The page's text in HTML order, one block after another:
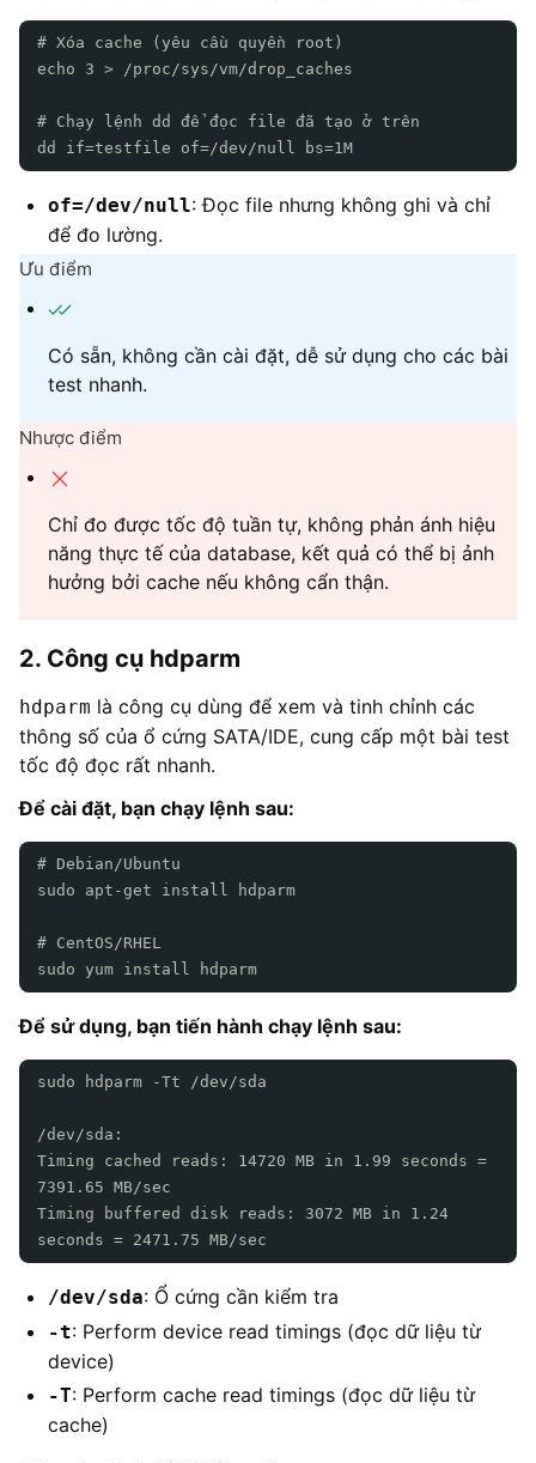
# Xóa cache (yêu cầu quyền root)
echo 3 > /proc/sys/vm/drop_caches
# Chạy lệnh dd để đọc file đã tạo ở trên
dd if=testfile of=/dev/null bs=1M
of=/dev/null: Đọc file nhưng không ghi và chỉ
để đo lường.
Ưu điểm
Có sẵn, không cần cài đặt, dễ sử dụng cho các bài
test nhanh.
Nhược điểm
Chỉ đo được tốc độ tuần tự, không phản ánh hiệu
năng thực tế của database, kết quả có thể bị ảnh
hưởng bởi cache nếu không cẩn thận.
2. Công cụ hdparm
hdparm là công cụ dùng để xem và tinh chỉnh các
thông số của ổ cứng SATA/IDE, cung cấp một bài test
tốc độ đọc rất nhanh.
Để cài đặt, bạn chạy lệnh sau:
# Debian/Ubuntu
sudo apt-get install hdparm
# CentOS/RHEL
sudo yum install hdparm
Để sử dụng, bạn tiến hành chạy lệnh sau:
sudo hdparm -Tt /dev/sda
/dev/sda:
Timing cached reads: 14720 MB in 1.99 seconds =
7391.65 MB/sec
Timing buffered disk reads: 3072 MB in 1.24
seconds = 2471.75 MB/sec
/dev/sda: Ổ cứng cần kiểm tra
-t: Perform device read timings (đọc dữ liệu từ
device)
-T: Perform cache read timings (đọc dữ liệu từ
cache)